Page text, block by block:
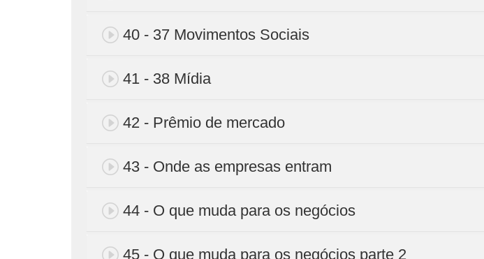
40 - 37 Movimentos Sociais
41 - 38 Mídia
42 - Prêmio de mercado
43 - Onde as empresas entram
44 - O que muda para os negócios
45 - O que muda para os negócios parte 2